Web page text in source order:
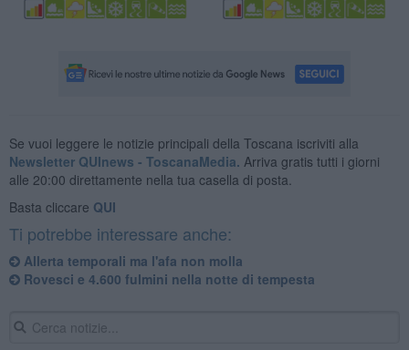
Se vuoi leggere le notizie principali della Toscana iscriviti alla
Newsletter QUInews - ToscanaMedia. Arriva gratis tutti i giorni
alle 20:00 direttamente nella tua casella di posta.
Basta cliccare QUI
Ti potrebbe interessare anche:
Allerta temporali ma l'afa non molla
Rovesci e 4.600 fulmini nella notte di tempesta